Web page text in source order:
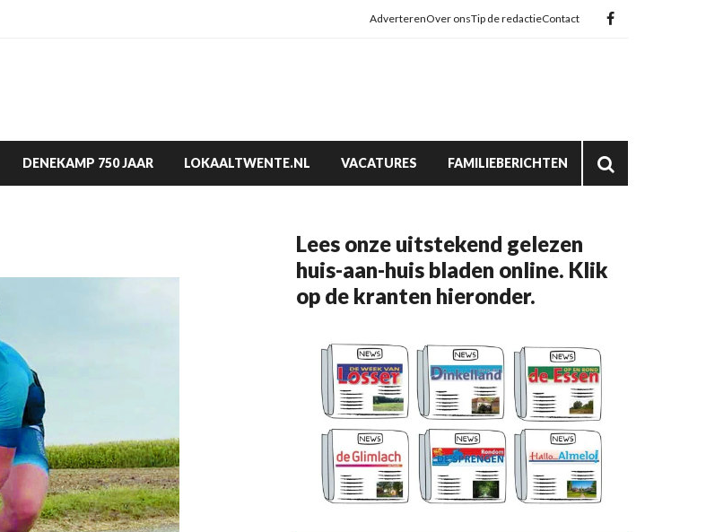
AdverterenOver onsTip de redactieContact
DENEKAMP 750 JAAR LOKAALTWENTE.NL VACATURES FAMILIEBERICHTEN
Lees onze uitstekend gelezen
huis-aan-huis bladen online. Klik
op de kranten hieronder.